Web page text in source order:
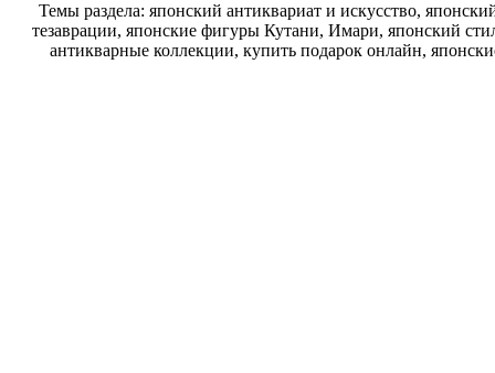
Темы раздела: японский антиквариат и искусство,
тезаврации, японские фигуры Кутани, Имари, японский
антикварные коллекции, купить подарок онлайн,